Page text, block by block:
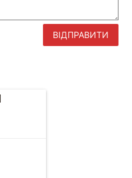
ВІДПРАВИТИ